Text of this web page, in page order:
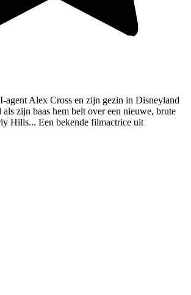
agent Alex Cross en zijn gezin in Disneyland
zijn baas hem belt over een nieuwe, brute
Hills... Een bekende filmactrice uit